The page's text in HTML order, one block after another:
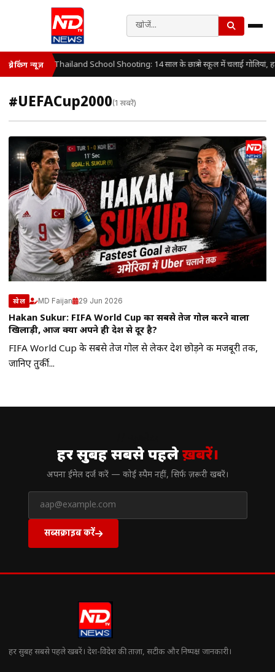
ब्रेकिंग न्यूज़ Thailand School Shooting: 14 साल के छात्र ने स्कूल में चलाई गोलियां,
#UEFACup2000(1 खबरें)
खेल MD Faijan 29 Jun 2026
Hakan Sukur: FIFA World Cup का सबसे तेज गोल करने वाला
खिलाड़ी, आज क्यों अपने ही देश से दूर है?
FIFA World Cup के सबसे तेज गोल से लेकर देश छोड़ने की मजबूरी तक,
जानिए तुर्की...
हर सुबह सबसे पहलेख़बरें।
अपना ईमेल दर्ज करें — कोई स्पैम नहीं, सिर्फ ज़रूरी खबरें।
सब्सक्राइब करें
हर सुबह सबसे पहले खबरें। देश-विदेश की ताज़ा, सटीक और निष्पक्ष जानकारी।